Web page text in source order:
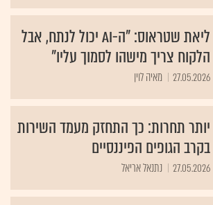
ליאת שטראוס: "ה-AI יכול לנתח, אבל
הלקוח צריך מישהו לסמוך עליו"
27.05.2026 מאיה לוין
יותר תחרות: כך התחזק מעמד השירות
בקרב הגופים הפיננסיים
27.05.2026 נתנאל אריאל